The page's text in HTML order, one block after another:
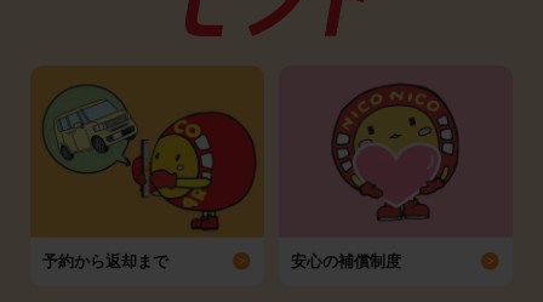
予約から返却まで 安心の補償制度